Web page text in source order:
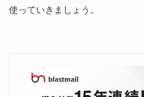
使っていきましょう。